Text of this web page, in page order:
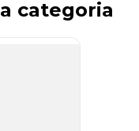
categoria